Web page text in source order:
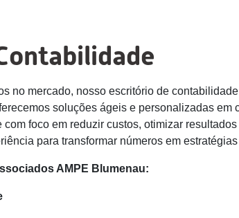
no mercado, nosso escritório de
soluções ágeis e personalizadas em
com foco em reduzir custos, otimizar
para transformar números em
AMPE Blumenau: